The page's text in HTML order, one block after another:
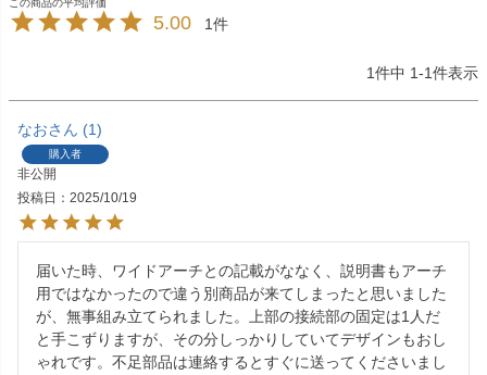
5.00 1
1件中 1-1件表示
なお 1
購入者
非公開
投稿日
2025/10/19
届いた時、ワイドアーチとの記載がななく、説明書もアーチ
用ではなかったので違う別商品が来てしまったと思いました
が、無事組み立てられました。上部の接続部の固定は1人だ
と手こずりますが、その分しっかりしていてデザインもおし
ゃれです。不足部品は連絡するとすぐに送ってくださいまし